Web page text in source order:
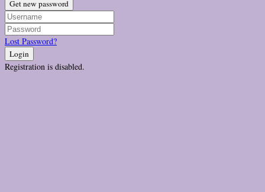
Get new password
Lost Password?
Login
Registration is disabled.